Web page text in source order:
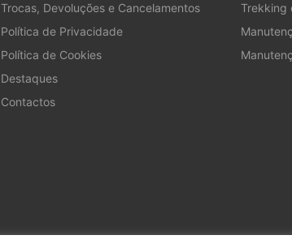
Trocas, Devoluções e Cancelamentos
Política de Privacidade
Política de Cookies
Destaques
Contactos
Trekking